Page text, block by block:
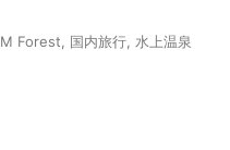
M Forest 国内旅行 水上温泉